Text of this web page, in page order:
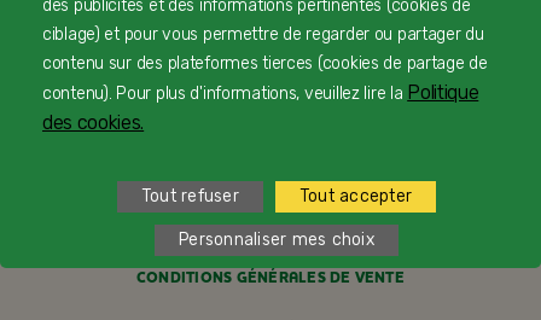
PROFESSIONNELS DE SANTÉ
FAQ
POLITIQUE DE CONFIDENTIALITÉ
CONDITIONS GÉNÉRALES DE VENTE
des publicités et des informations pertinentes (cookies de
ciblage) et pour vous permettre de regarder ou partager du
contenu sur des plateformes tierces (cookies de partage de
contenu). Pour plus d'informations, veuillez lire la Politique
des cookies.
Tout refuser Tout accepter
Personnaliser mes choix